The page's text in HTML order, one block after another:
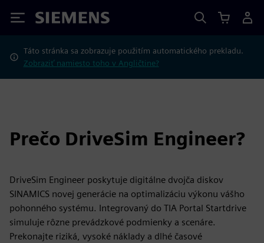
Siemens
Táto stránka sa zobrazuje použitím automatického prekladu.
Zobraziť namiesto toho v Angličtine?
Prečo DriveSim Engineer?
DriveSim Engineer poskytuje digitálne dvojča diskov
SINAMICS novej generácie na optimalizáciu výkonu vášho
pohonného systému. Integrovaný do TIA Portal Startdrive
simuluje rôzne prevádzkové podmienky a scenáre.
Prekonajte riziká, vysoké náklady a dlhé časové